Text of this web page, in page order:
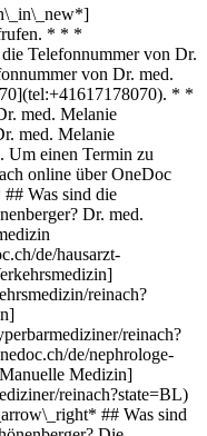
* * *
Telefonnummer von Dr.
von Dr. med.
* *
med. Melanie
med. Melanie
Um einen Termin zu
online über OneDoc
Was sind die
Dr. med.
de/hausarzt-
reinach?
reinach?
de/nephrologe-
Medizin]
reinach?state=BL)
## Was sind